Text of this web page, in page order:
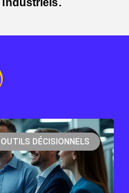
industriels.
OUTILS DÉCISIONNELS